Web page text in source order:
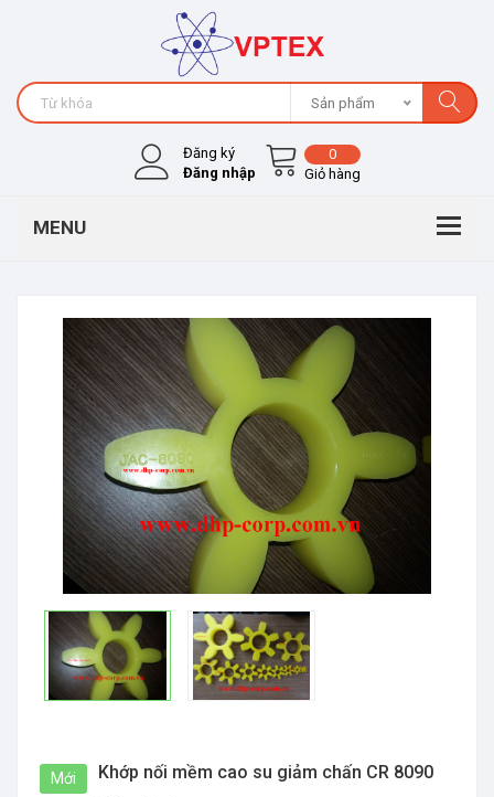
Sản phẩm
Đăng ký
Đăng nhập
0
Giỏ hàng
Mới Khớp nối mềm cao su giảm chấn CR 8090